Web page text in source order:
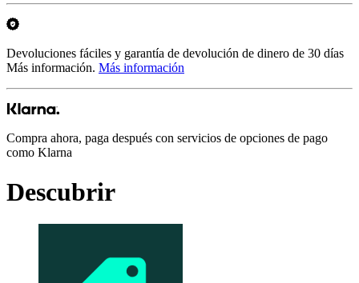
Devoluciones fáciles y garantía de devolución de dinero de 30 días
Más información. Más información
Compra ahora, paga después con servicios de opciones de pago
como Klarna
Descubrir